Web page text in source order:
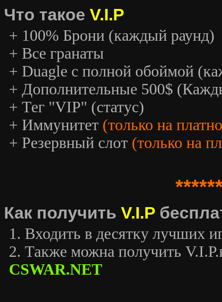
Что такое V.I.P
+ 100% Брони (каждый раунд)
+ Все гранаты
+ Duagle с полной обоймой
+ Дополнительные 500$
+ Тег "VIP" (статус)
+ Иммунитет (только на
+ Резервный слот (только на
Как получить V.I.P
1. Входить в десятку лучших
2. Также можна получить
CSWAR.NET